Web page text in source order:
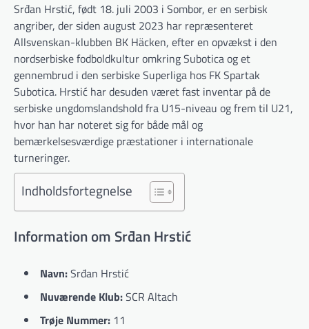
Srđan Hrstić, født 18. juli 2003 i Sombor, er en serbisk
angriber, der siden august 2023 har repræsenteret
Allsvenskan-klubben BK Häcken, efter en opvækst i den
nordserbiske fodboldkultur omkring Subotica og et
gennembrud i den serbiske Superliga hos FK Spartak
Subotica. Hrstić har desuden været fast inventar på de
serbiske ungdomslandshold fra U15-niveau og frem til U21,
hvor han har noteret sig for både mål og
bemærkelsesværdige præstationer i internationale
turneringer.
Indholdsfortegnelse
Information om Srđan Hrstić
Navn:Srđan Hrstić
Nuværende Klub:SCR Altach
Trøje Nummer: 11